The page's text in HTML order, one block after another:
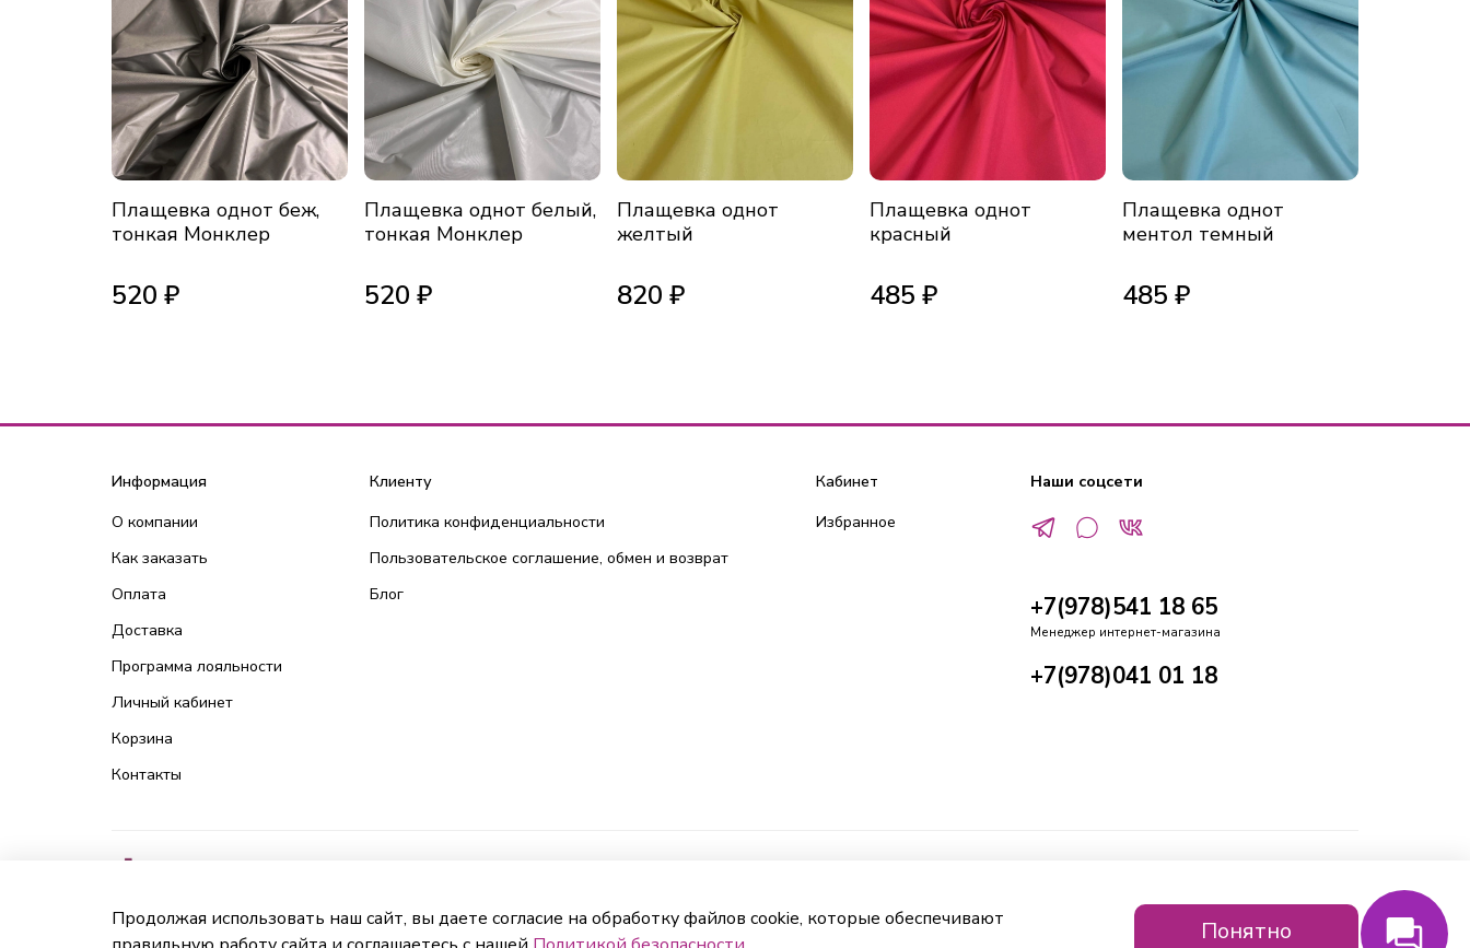
Плащевка однот беж,
тонкая Монклер
520 ₽
Плащевка однот белый,
тонкая Монклер
520 ₽
Плащевка однот
желтый
820 ₽
Плащевка однот
красный
485 ₽
Плащевка однот
ментол темный
485 ₽
Информация
О компании
Как заказать
Оплата
Доставка
Программа лояльности
Личный кабинет
Корзина
Контакты
Клиенту
Политика конфиденциальности
Пользовательское соглашение, обмен и возврат
Блог
Кабинет
Избранное
Наши соцсети
+7(978)541 18 65
Менеджер интернет-магазина
+7(978)041 01 18
Продолжая использовать наш сайт, вы даете согласие на обработку файлов cookie, которые обеспечивают
Понятно